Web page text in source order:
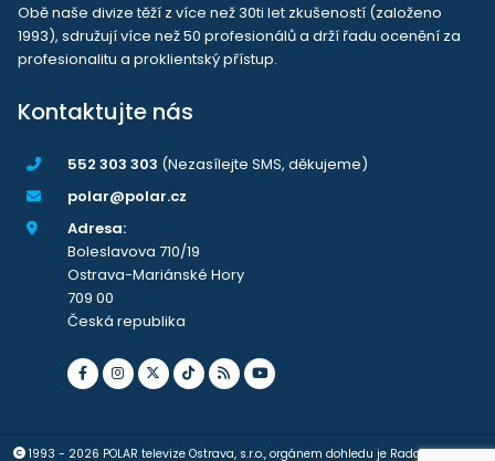
Obě naše divize těží z více než 30ti let zkušeností (založeno
1993), sdružují více než 50 profesionálů a drží řadu ocenění za
profesionalitu a proklientský přístup.
Kontaktujte nás
552 303 303 (Nezasílejte SMS, děkujeme)
polar@polar.cz
Adresa:
Boleslavova 710/19
Ostrava-Mariánské Hory
709 00
Česká republika
1993 - 2026 POLAR televize Ostrava, s.r.o., orgánem dohledu je Rada pro